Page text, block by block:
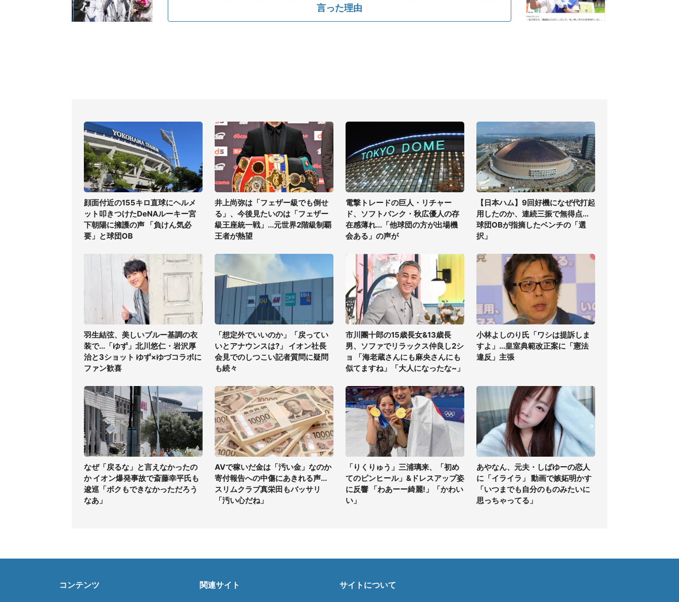
言った理由
顔面付近の155キロ直球にヘルメ
ット叩きつけたDeNAルーキー宮
下朝陽に擁護の声 「負けん気必
要」と球団OB
井上尚弥は「フェザー級でも倒せ
る」、今後見たいのは「フェザー
級王座統一戦」...元世界2階級制覇
王者が熱望
電撃トレードの巨人・リチャー
ド、ソフトバンク・秋広優人の存
在感薄れ...「他球団の方が出場機
会ある」の声が
【日本ハム】9回好機になぜ代打起
用したのか、連続三振で無得点...
球団OBが指摘したベンチの「選
択」
羽生結弦、美しいブルー基調の衣
装で...「ゆず」北川悠仁・岩沢厚
治と3ショット ゆず×ゆづコラボに
ファン歓喜
「想定外でいいのか」「戻ってい
いとアナウンスは?」 イオン社長
会見でのしつこい記者質問に疑問
も続々
市川團十郎の15歳長女&13歳長
男、ソファでリラックス仲良し2シ
ョ 「海老蔵さんにも麻央さんにも
似てますね」「大人になったな~」
小林よしのり氏「ワシは提訴しま
すよ」...皇室典範改正案に「憲法
違反」主張
なぜ「戻るな」と言えなかったの
か イオン爆発事故で斎藤幸平氏も
逡巡「ボクもできなかっただろう
なあ」
AVで稼いだ金は「汚い金」なのか
寄付報告への中傷にあきれる声...
スリムクラブ真栄田もバッサリ
「汚い心だね」
「りくりゅう」三浦璃来、「初め
てのピンヒール」&ドレスアップ姿
に反響 「わあーー綺麗!」「かわい
い」
あやなん、元夫・しばゆーの恋人
に「イライラ」 動画で嫉妬明かす
「いつまでも自分のものみたいに
思っちゃってる」
コンテンツ 関連サイト サイトについて